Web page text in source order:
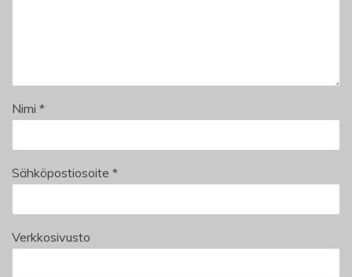
Nimi *
Sähköpostiosoite *
Verkkosivusto